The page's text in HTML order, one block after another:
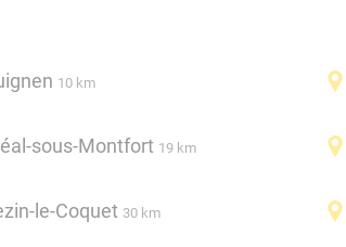
10 km
sous-Montfort 19 km
le-Coquet 30 km